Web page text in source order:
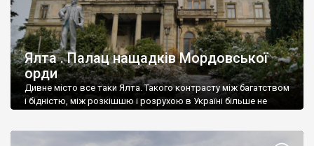
Ялта . Палац нащадків Мордовської
орди
Дивне місто все таки Ялта. Такого контрасту між багатством
і бідністю, між розкішшю і розрухою в Україні більше не